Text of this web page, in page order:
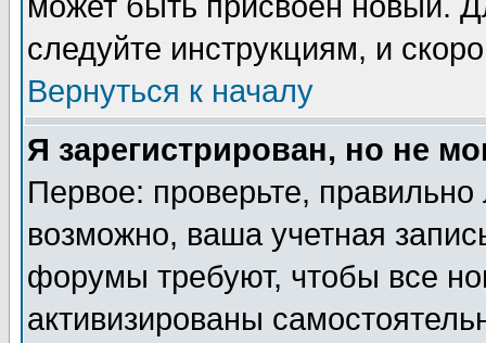
следуйте инструкциям, и
Вернуться к началу
Я зарегистрирован, но не
Первое: проверьте,
возможно, ваша учетная
форумы требуют, чтобы все
активизированы